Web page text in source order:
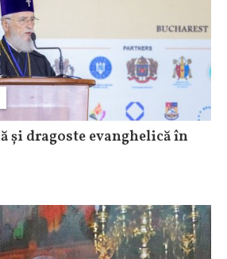
și dragoste evanghelică în